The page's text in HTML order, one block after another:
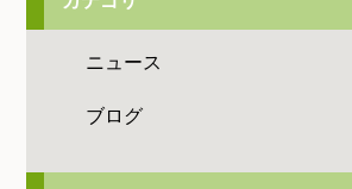
ニュース
ブログ